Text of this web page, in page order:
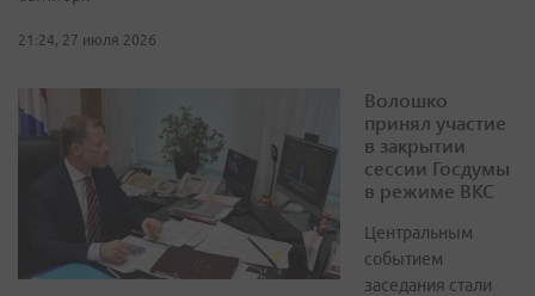
21:24, 27 июля 2026
Волошко
принял участие
в закрытии
сессии Госдумы
в режиме ВКС
Центральным
событием
заседания стали